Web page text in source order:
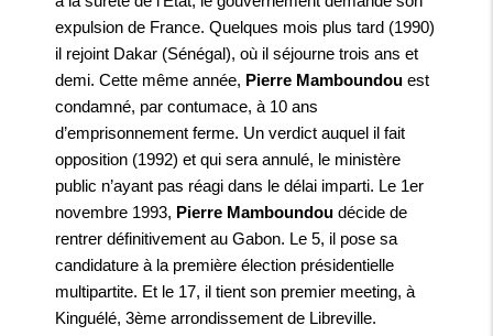
expulsion de France. Quelques mois plus tard (1990)
il rejoint Dakar (Sénégal), où il séjourne trois ans et
demi. Cette même année, Pierre Mamboundou est
condamné, par contumace, à 10 ans
d’emprisonnement ferme. Un verdict auquel il fait
opposition (1992) et qui sera annulé, le ministère
public n’ayant pas réagi dans le délai imparti. Le 1er
novembre 1993, Pierre Mamboundou décide de
rentrer définitivement au Gabon. Le 5, il pose sa
candidature à la première élection présidentielle
multipartite. Et le 17, il tient son premier meeting, à
Kinguélé, 3ème arrondissement de Libreville.